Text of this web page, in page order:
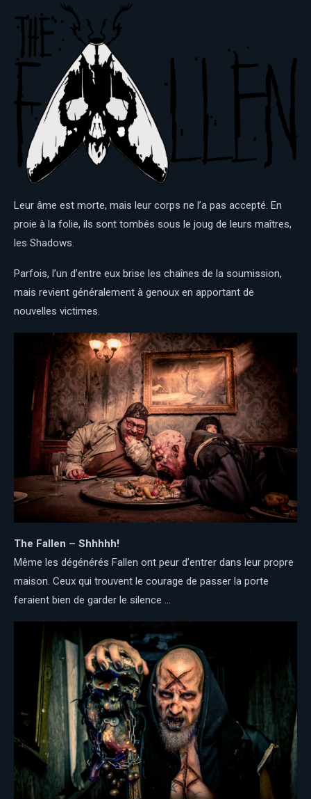
Leur âme est morte, mais leur corps ne l’a pas accepté. En
proie à la folie, ils sont tombés sous le joug de leurs maîtres,
les Shadows.
Parfois, l’un d’entre eux brise les chaînes de la soumission,
mais revient généralement à genoux en apportant de
nouvelles victimes.
The Fallen – Shhhhh!
Même les dégénérés Fallen ont peur d’entrer dans leur propre
maison. Ceux qui trouvent le courage de passer la porte
feraient bien de garder le silence …